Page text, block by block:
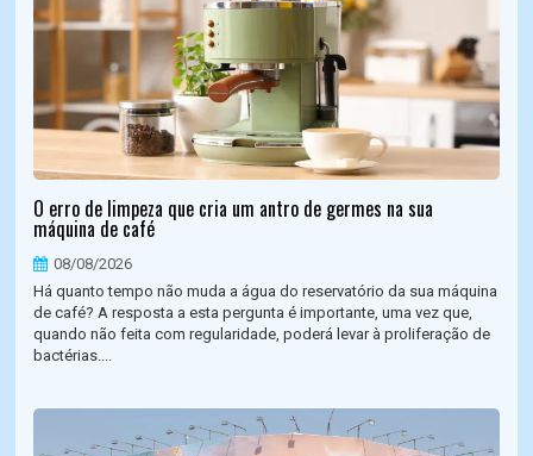
O erro de limpeza que cria um antro de germes na sua
máquina de café
08/08/2026
Há quanto tempo não muda a água do reservatório da sua máquina
de café? A resposta a esta pergunta é importante, uma vez que,
quando não feita com regularidade, poderá levar à proliferação de
bactérias....